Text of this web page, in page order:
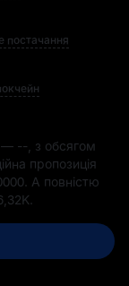
постачання
— -- , з обсягом
пропозиція
. А повністю